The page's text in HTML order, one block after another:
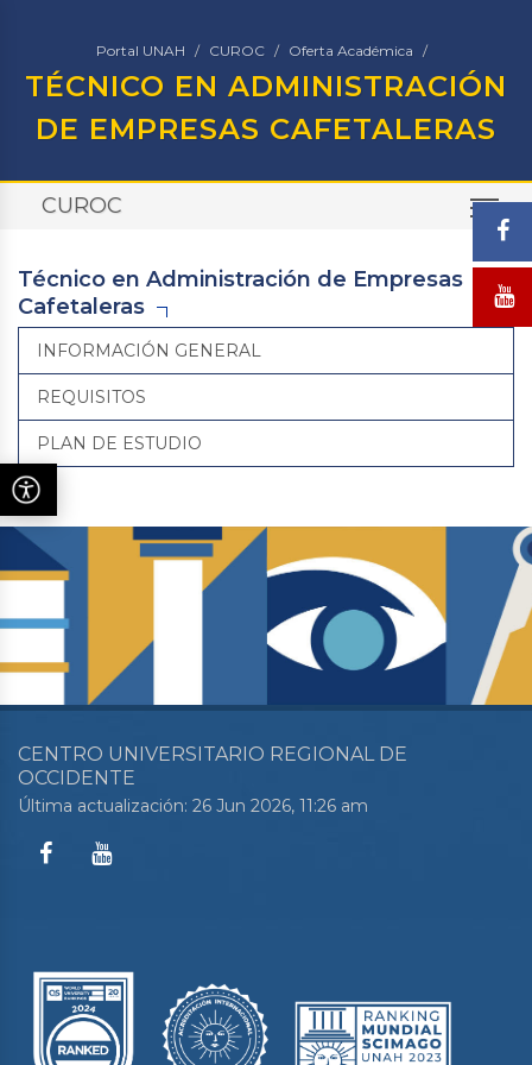
Portal UNAH CUROC Oferta Académica
TÉCNICO EN ADMINISTRACIÓN
DE EMPRESAS CAFETALERAS
CUROC
Técnico en Administración de Empresas
Cafetaleras
INFORMACIÓN GENERAL
REQUISITOS
PLAN DE ESTUDIO
CENTRO UNIVERSITARIO REGIONAL DE
OCCIDENTE
Última actualización: 26 Jun 2026, 11:26 am